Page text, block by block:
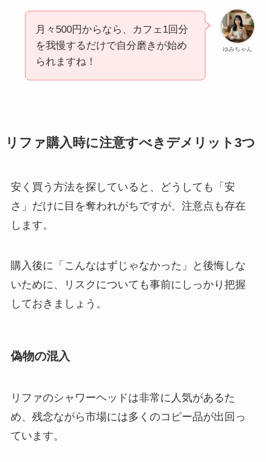
ゆみちゃん
月々500円からなら、カフェ1回分
を我慢するだけで自分磨きが始め
られますね！
リファ購入時に注意すべきデメリット3つ
安く買う方法を探していると、どうしても「安
さ」だけに目を奪われがちですが、注意点も存在
します。
購入後に「こんなはずじゃなかった」と後悔しな
いために、リスクについても事前にしっかり把握
しておきましょう。
偽物の混入
リファのシャワーヘッドは非常に人気があるた
め、残念ながら市場には多くのコピー品が出回っ
ています。